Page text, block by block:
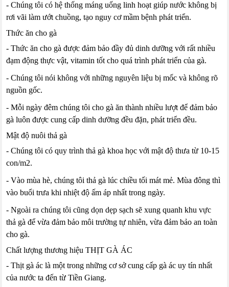
- Chúng tôi có hệ thống máng uống linh hoạt giúp nước không bị
rơi vãi làm ướt chuồng, tạo nguy cơ mầm bệnh phát triển.
Thức ăn cho gà
- Thức ăn cho gà được đảm bảo đầy đủ dinh dưỡng với rất nhiều
đạm động thực vật, vitamin tốt cho quá trình phát triển của gà.
- Chúng tôi nói không với những nguyên liệu bị mốc và không rõ
nguồn gốc.
- Mỗi ngày đêm chúng tôi cho gà ăn thành nhiều lượt để đảm bảo
gà luôn được cung cấp dinh dưỡng đều đặn, phát triển đều.
Mật độ nuôi thả gà
- Chúng tôi có quy trình thả gà khoa học với mật độ thưa từ 10-15
con/m2.
- Vào mùa hè, chúng tôi thả gà lúc chiều tối mát mẻ. Mùa đông thì
vào buổi trưa khi nhiệt độ ấm áp nhất trong ngày.
- Ngoài ra chúng tôi cũng dọn dẹp sạch sẽ xung quanh khu vực
thả gà để vừa đảm bảo môi trường tự nhiên, vừa đảm bảo an toàn
cho gà.
Chất lượng thương hiệu THỊT GÀ ÁC
- Thịt gà ác là một trong những cơ sở cung cấp gà ác uy tín nhất
của nước ta đến từ Tiền Giang.